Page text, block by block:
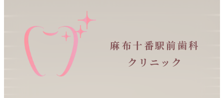
麻布十番駅前歯科
クリニック